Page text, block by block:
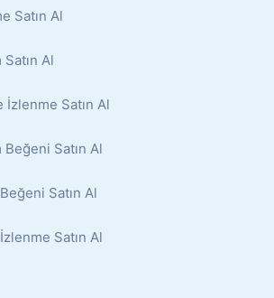
Satın Al
Al
İzlenme Satın Al
Satın Al
Satın Al
Satın Al